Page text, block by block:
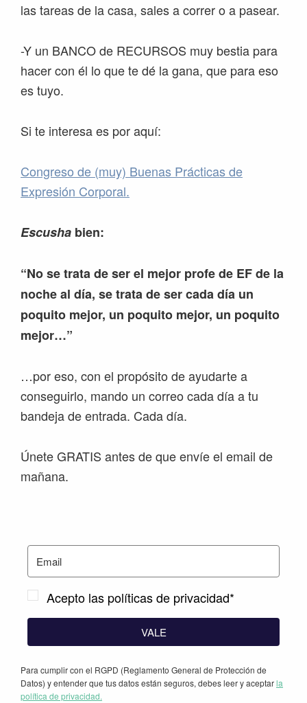
las tareas de la casa, sales a correr o a pasear.
-Y un BANCO de RECURSOS muy bestia para
hacer con él lo que te dé la gana, que para eso
es tuyo.
Si te interesa es por aquí:
Congreso de (muy) Buenas Prácticas de
Expresión Corporal.
Escusha bien:
“No se trata de ser el mejor profe de EF de la
noche al día, se trata de ser cada día un
poquito mejor, un poquito mejor, un poquito
mejor…”
…por eso, con el propósito de ayudarte a
conseguirlo, mando un correo cada día a tu
bandeja de entrada. Cada día.
Únete GRATIS antes de que envíe el email de
mañana.
Acepto las políticas de privacidad*
VALE
Para cumplir con el RGPD (Reglamento General de Protección de
Datos) y entender que tus datos están seguros, debes leer y aceptarla
política de privacidad.